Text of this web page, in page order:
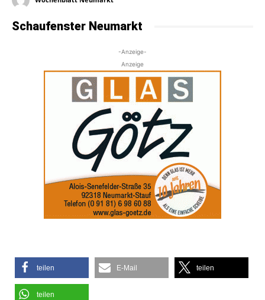
Schaufenster Neumarkt
-Anzeige-
Anzeige
teilen E-Mail teilen
teilen